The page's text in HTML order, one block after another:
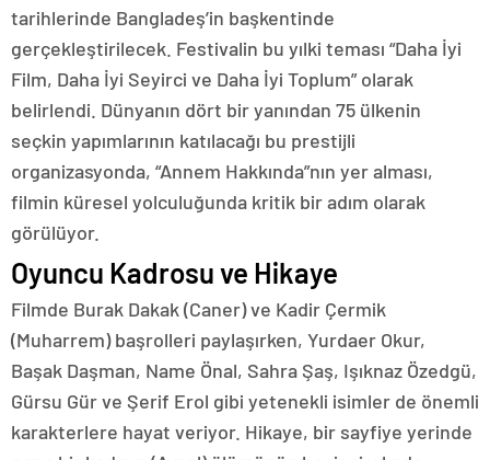
tarihlerinde Bangladeş’in başkentinde
gerçekleştirilecek. Festivalin bu yılki teması “Daha İyi
Film, Daha İyi Seyirci ve Daha İyi Toplum” olarak
belirlendi. Dünyanın dört bir yanından 75 ülkenin
seçkin yapımlarının katılacağı bu prestijli
organizasyonda, “Annem Hakkında”nın yer alması,
filmin küresel yolculuğunda kritik bir adım olarak
görülüyor.
Oyuncu Kadrosu ve Hikaye
Filmde Burak Dakak (Caner) ve Kadir Çermik
(Muharrem) başrolleri paylaşırken, Yurdaer Okur,
Başak Daşman, Name Önal, Sahra Şaş, Işıknaz Özedgü,
Gürsu Gür ve Şerif Erol gibi yetenekli isimler de önemli
karakterlere hayat veriyor. Hikaye, bir sayfiye yerinde